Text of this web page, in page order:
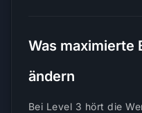
Was maximierte
ändern
Bei Level 3 hört die